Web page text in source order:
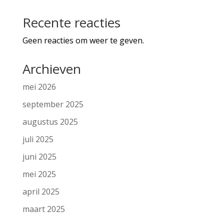
Recente reacties
Geen reacties om weer te geven.
Archieven
mei 2026
september 2025
augustus 2025
juli 2025
juni 2025
mei 2025
april 2025
maart 2025